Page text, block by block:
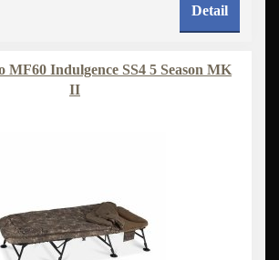
Detail
MF60 Indulgence SS4 5 Season MK
II